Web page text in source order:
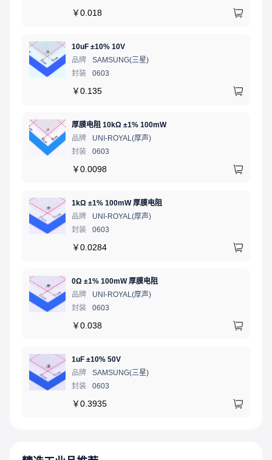
￥0.018
10uF ±10% 10V
品牌
SAMSUNG(三星)
封装
0603
￥0.135
厚膜电阻 10kΩ ±1% 100mW
品牌
UNI-ROYAL(厚声)
封装
0603
￥0.0098
1kΩ ±1% 100mW 厚膜电阻
品牌
UNI-ROYAL(厚声)
封装
0603
￥0.0284
0Ω ±1% 100mW 厚膜电阻
品牌
UNI-ROYAL(厚声)
封装
0603
￥0.038
1uF ±10% 50V
品牌
SAMSUNG(三星)
封装
0603
￥0.3935